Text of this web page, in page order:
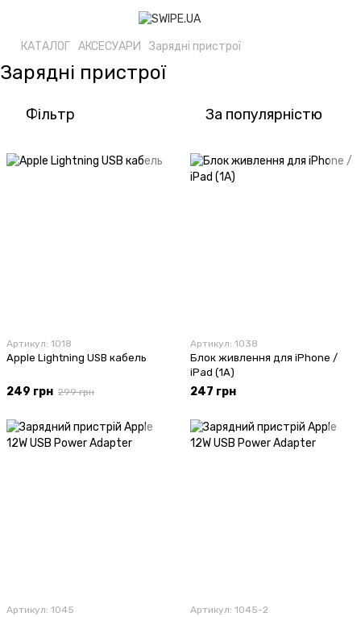
КАТАЛОГ АКСЕСУАРИ Зарядні пристрої
Зарядні пристрої
Фільтр За популярністю
Артикул: 1018
Apple Lightning USB кабель
249 грн 299 грн
Артикул: 1038
Блок живлення для iPhone /
iPad (1A)
247 грн
Артикул: 1045 Артикул: 1045-2